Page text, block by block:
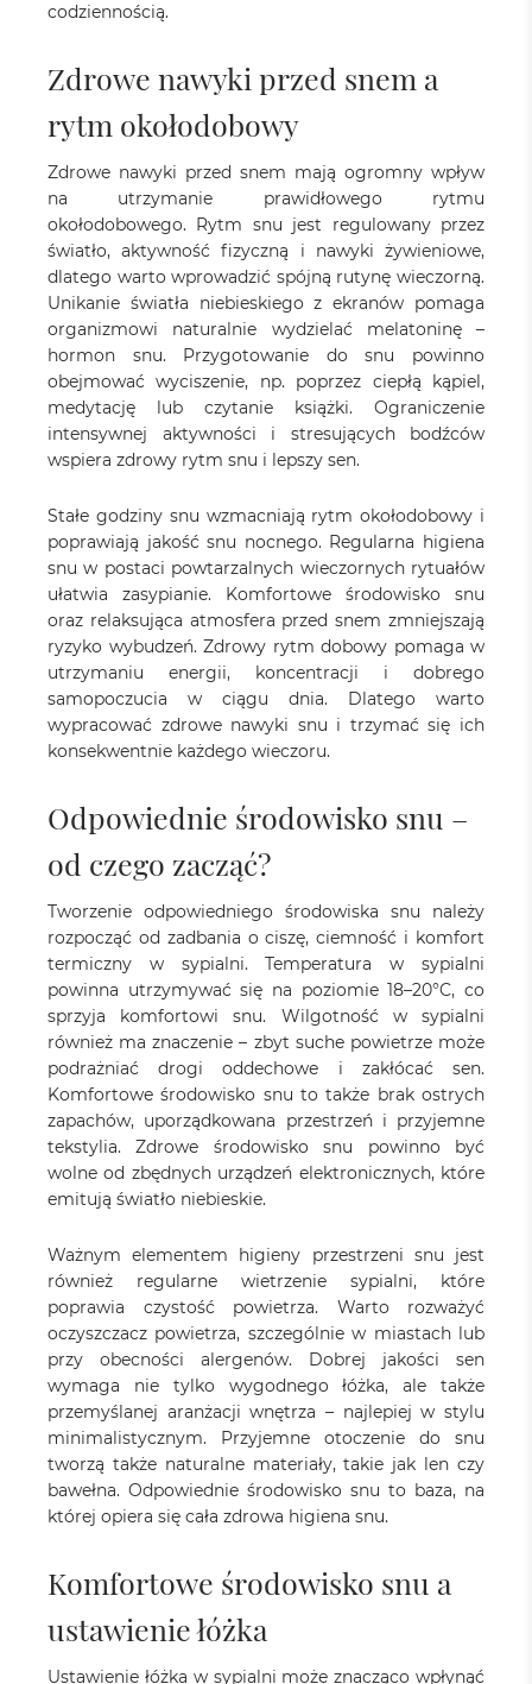
codziennością.
Zdrowe nawyki przed snem a
rytm okołodobowy
Zdrowe nawyki przed snem mają ogromny wpływ
na utrzymanie prawidłowego rytmu
okołodobowego. Rytm snu jest regulowany przez
światło, aktywność fizyczną i nawyki żywieniowe,
dlatego warto wprowadzić spójną rutynę wieczorną.
Unikanie światła niebieskiego z ekranów pomaga
organizmowi naturalnie wydzielać melatoninę –
hormon snu. Przygotowanie do snu powinno
obejmować wyciszenie, np. poprzez ciepłą kąpiel,
medytację lub czytanie książki. Ograniczenie
intensywnej aktywności i stresujących bodźców
wspiera zdrowy rytm snu i lepszy sen.
Stałe godziny snu wzmacniają rytm okołodobowy i
poprawiają jakość snu nocnego. Regularna higiena
snu w postaci powtarzalnych wieczornych rytuałów
ułatwia zasypianie. Komfortowe środowisko snu
oraz relaksująca atmosfera przed snem zmniejszają
ryzyko wybudzeń. Zdrowy rytm dobowy pomaga w
utrzymaniu energii, koncentracji i dobrego
samopoczucia w ciągu dnia. Dlatego warto
wypracować zdrowe nawyki snu i trzymać się ich
konsekwentnie każdego wieczoru.
Odpowiednie środowisko snu –
od czego zacząć?
Tworzenie odpowiedniego środowiska snu należy
rozpocząć od zadbania o ciszę, ciemność i komfort
termiczny w sypialni. Temperatura w sypialni
powinna utrzymywać się na poziomie 18–20°C, co
sprzyja komfortowi snu. Wilgotność w sypialni
również ma znaczenie – zbyt suche powietrze może
podrażniać drogi oddechowe i zakłócać sen.
Komfortowe środowisko snu to także brak ostrych
zapachów, uporządkowana przestrzeń i przyjemne
tekstylia. Zdrowe środowisko snu powinno być
wolne od zbędnych urządzeń elektronicznych, które
emitują światło niebieskie.
Ważnym elementem higieny przestrzeni snu jest
również regularne wietrzenie sypialni, które
poprawia czystość powietrza. Warto rozważyć
oczyszczacz powietrza, szczególnie w miastach lub
przy obecności alergenów. Dobrej jakości sen
wymaga nie tylko wygodnego łóżka, ale także
przemyślanej aranżacji wnętrza – najlepiej w stylu
minimalistycznym. Przyjemne otoczenie do snu
tworzą także naturalne materiały, takie jak len czy
bawełna. Odpowiednie środowisko snu to baza, na
której opiera się cała zdrowa higiena snu.
Komfortowe środowisko snu a
ustawienie łóżka
Ustawienie łóżka w sypialni może znacząco wpłynąć